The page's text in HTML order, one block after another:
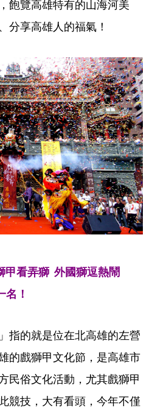
飽覽高雄特有的山海河美
分享高雄人的福氣！
甲看弄獅 外國獅逗熱鬧
！
的就是位在北高雄的左營
的戲獅甲文化節，是高雄市
民俗文化活動，尤其戲獅甲
競技，大有看頭，今年不僅